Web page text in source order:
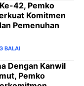
42, Pemko
Komitmen
Pemenuhan
BALAI
Dengan Kanwil
Pemko